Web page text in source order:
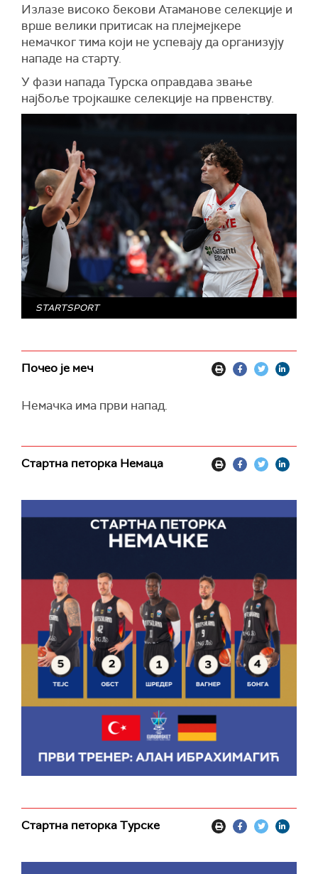
Излазе високо бекови Атаманове селекције и
врше велики притисак на плејмејкере
немачког тима који не успевају да организују
нападе на старту.
У фази напада Турска оправдава звање
најбоље тројкашке селекције на првенству.
STARTSPORT
Почео је меч
Немачка има први напад.
Стартна петорка Немаца
Стартна петорка Турске